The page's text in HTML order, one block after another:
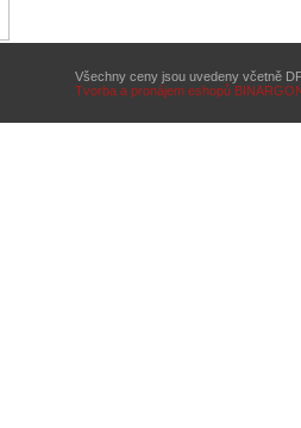
Všechny ceny jsou uvedeny včetně
Tvorba a pronájem eshopů